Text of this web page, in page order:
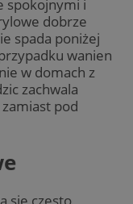
spokojnymi i
dobrze
spada poniżej
wanien
w domach z
zachwala
pod